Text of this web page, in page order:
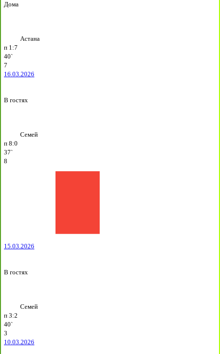
Дома
Астана
п 1:7
40`
7
16.03.2026
В гостях
Семей
п 8:0
37`
8
15.03.2026
В гостях
Семей
п 3:2
40`
3
10.03.2026